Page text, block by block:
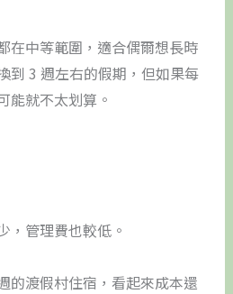
在中等範圍，適合偶爾想長時
到 3 週左右的假期，但如果每
能就不太划算。
，管理費也較低。
的渡假村住宿，看起來成本還